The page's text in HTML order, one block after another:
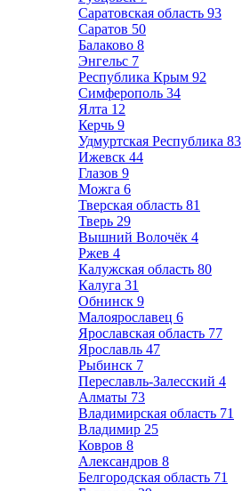
Саратовская область 93
Саратов 50
Балаково 8
Энгельс 7
Республика Крым 92
Симферополь 34
Ялта 12
Керчь 9
Удмуртская Республика 83
Ижевск 44
Глазов 9
Можга 6
Тверская область 81
Тверь 29
Вышний Волочёк 4
Ржев 4
Калужская область 80
Калуга 31
Обнинск 9
Малоярославец 6
Ярославская область 77
Ярославль 47
Рыбинск 7
Переславль-Залесский 4
Алматы 73
Владимирская область 71
Владимир 25
Ковров 8
Александров 8
Белгородская область 71